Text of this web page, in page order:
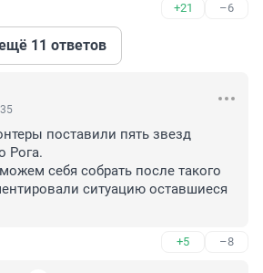
+21 –6
11 ответов
поставили пять звезд
Рога.
себя собрать после такого
ситуацию оставшиеся
+5 –8